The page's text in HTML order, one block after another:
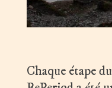
Chaque étape